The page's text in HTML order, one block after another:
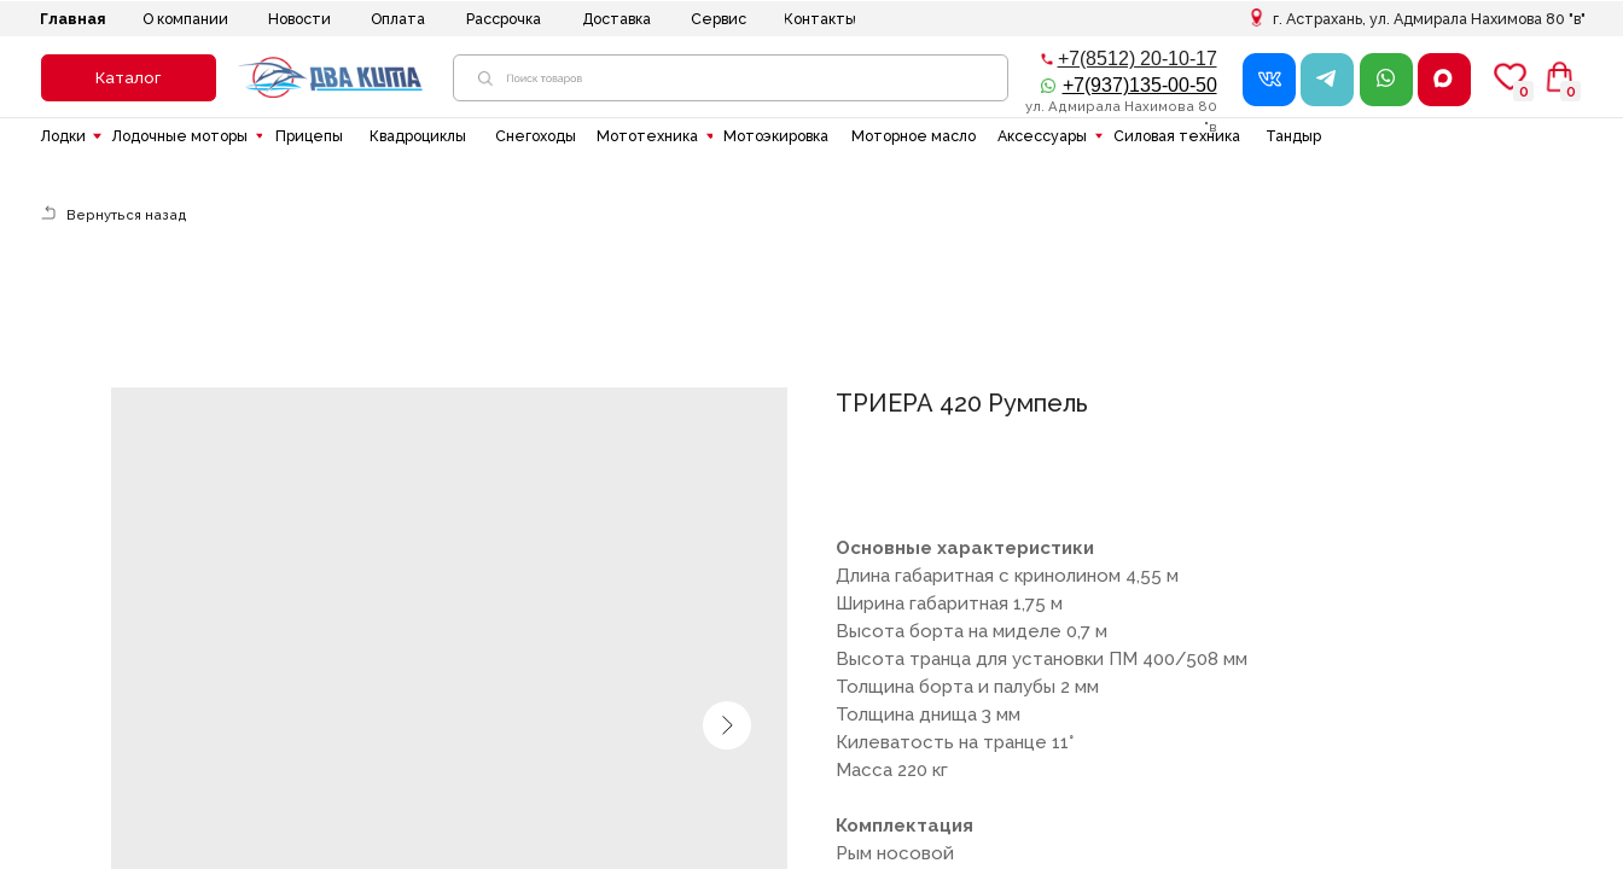
О компании Новости Оплата Рассрочка Контакты
Каталог
г. Астрахань, ул. Адмирала Нахимова 80 "в"
Доставка
Лодки Мототехника
Снегоходы
Квадроциклы
Лодочные моторы Моторное масло Аксессуары Тандыр
Силовая техника
Прицепы Мотоэкировка
Главная Сервис
+7(937)135-00-50
+7(8512) 20-10-17
ул. Адмирала Нахимова 80
"в
ТРИЕРА 420 Румпель
Основные характеристики
Длина габаритная с кринолином 4,55 м
Ширина габаритная 1,75 м
Высота борта на миделе 0,7 м
Высота транца для установки ПМ 400/508 мм
Толщина борта и палубы 2 мм
Толщина днища 3 мм
Килеватость на транце 11°
Масса 220 кг
Комплектация
Рым носовой